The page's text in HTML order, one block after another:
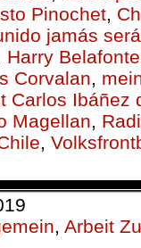
Pinochet,
jamás
Harry Belafonte
Corvalan,
Carlos Ibáñez
Magellan,
,
, Arbeit